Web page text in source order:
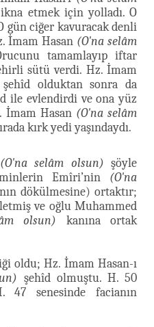
etmek için yolladı. O
gün ciğer kavuracak denli
İmam Hasan (O'na selâm
tamamlayıp iftar
sütü verdi. Hz. İmam
şehîd olduktan sonra da
ile evlendirdi ve ona yüz
İmam Hasan (O'na selâm
kırk yedi yaşındaydı.
(O'na selâm olsun) şöyle
Emîri’nin (O'na
dökülmesine) ortaktır;
ve oğlu Muhammed
olsun) kanına ortak
oldu; Hz. İmam Hasan-ı
şehîd olmuştu. H. 50
47 senesinde facianın